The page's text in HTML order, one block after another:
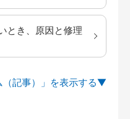
とき、原因と修理
記事）」を